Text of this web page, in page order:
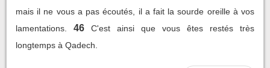
mais il ne vous a pas écoutés, il a fait la sourde oreille à vos
lamentations.
46
C'est ainsi que vous êtes restés très
longtemps à Qadech.